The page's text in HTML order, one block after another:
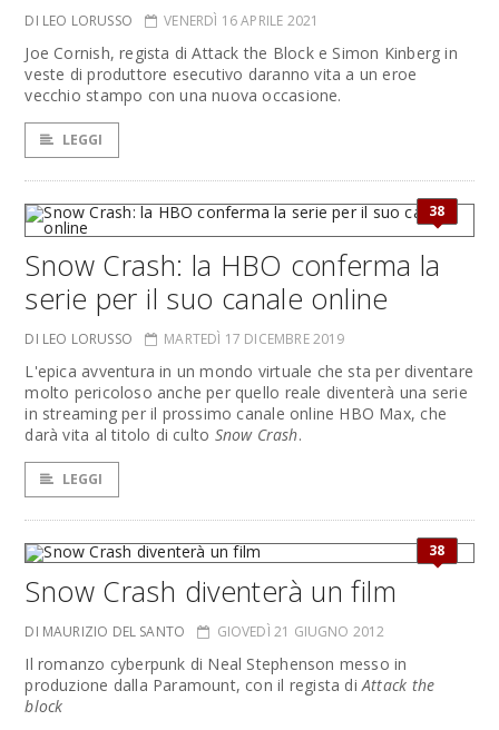
DI LEO LORUSSO VENERDÌ 16 APRILE 2021
Joe Cornish, regista di Attack the Block e Simon Kinberg in
veste di produttore esecutivo daranno vita a un eroe
vecchio stampo con una nuova occasione.
LEGGI
38
Snow Crash: la HBO conferma la
serie per il suo canale online
DI LEO LORUSSO MARTEDÌ 17 DICEMBRE 2019
L'epica avventura in un mondo virtuale che sta per diventare
molto pericoloso anche per quello reale diventerà una serie
in streaming per il prossimo canale online HBO Max, che
darà vita al titolo di culto Snow Crash.
LEGGI
38
Snow Crash diventerà un film
DI MAURIZIO DEL SANTO GIOVEDÌ 21 GIUGNO 2012
Il romanzo cyberpunk di Neal Stephenson messo in
produzione dalla Paramount, con il regista diAttack the
block